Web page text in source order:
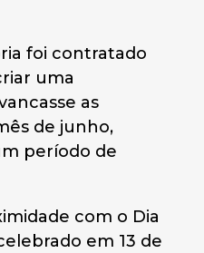
foi contratado
uma
as
de junho,
período de
com o Dia
em 13 de